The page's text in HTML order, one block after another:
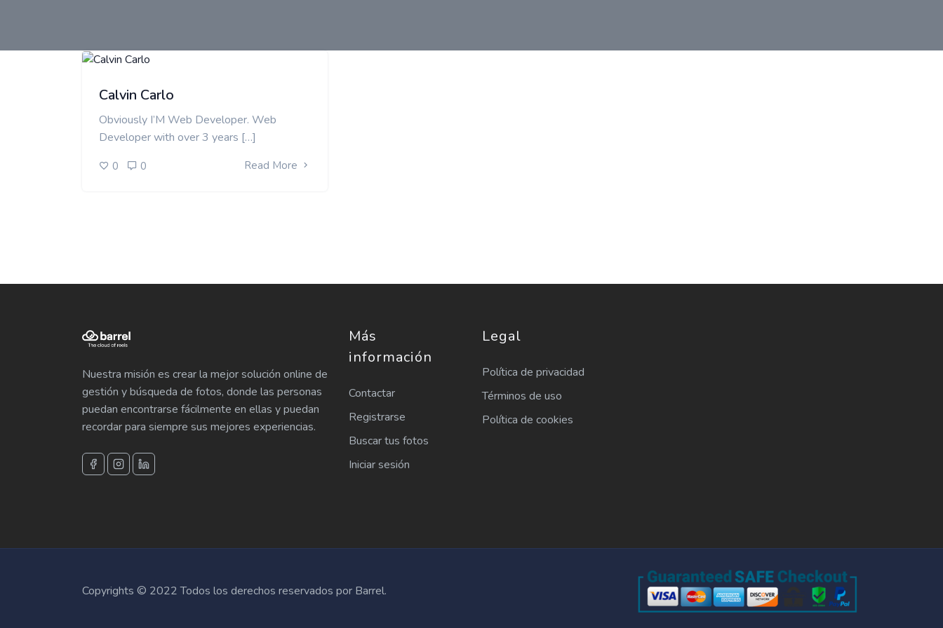
Calvin Carlo
Obviously I’M Web Developer. Web
Developer with over 3 years […]
0 0 Read More
Nuestra misión es crear la mejor solución online de
gestión y búsqueda de fotos, donde las personas
puedan encontrarse fácilmente en ellas y puedan
recordar para siempre sus mejores experiencias.
Más
información
Contactar
Registrarse
Buscar tus fotos
Iniciar sesión
Legal
Política de privacidad
Términos de uso
Política de cookies
Copyrights © 2022 Todos los derechos reservados por Barrel.